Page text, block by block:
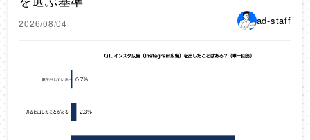
2026/08/04 ad-staff